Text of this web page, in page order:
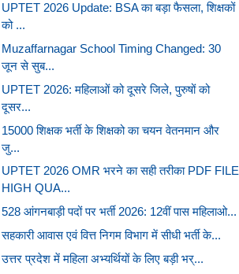
UPTET 2026 Update: BSA का बड़ा फैसला, शिक्षकों
को ...
Muzaffarnagar School Timing Changed: 30
जून से सुब...
UPTET 2026: महिलाओं को दूसरे जिले, पुरुषों को
दूसर...
15000 शिक्षक भर्ती के शिक्षको का चयन वेतनमान और
जु...
UPTET 2026 OMR भरने का सही तरीका PDF FILE
HIGH QUA...
528 आंगनबाड़ी पदों पर भर्ती 2026: 12वीं पास महिलाओ...
सहकारी आवास एवं वित्त निगम विभाग में सीधी भर्ती के...
उत्तर प्रदेश में महिला अभ्यर्थियों के लिए बड़ी भर्...